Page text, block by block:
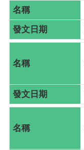
覽
回
首
見
信